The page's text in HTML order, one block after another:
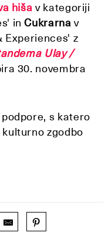
hiša v kategoriji
inCukrarna v
Experiences' z
Ulay /
30. novembra
s katero
zgodbo